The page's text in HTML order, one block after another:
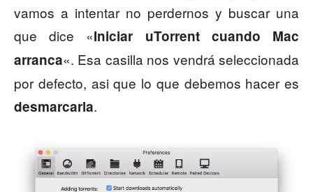
vamos a intentar no perdernos y buscar una
que dice «Iniciar uTorrent cuando Mac
arranca«. Esa casilla nos vendrá seleccionada
por defecto, asi que lo que debemos hacer es
desmarcarla.